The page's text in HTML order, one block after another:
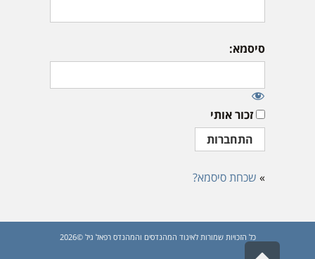
סיסמא:
זכור אותי
» שכחת סיסמא?
כל הזכויות שמורות לאיגוד המהנדסים והמהנדס רפאל גיל ©2026